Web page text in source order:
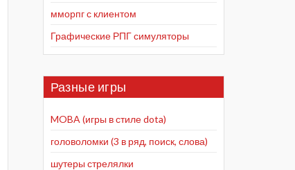
мморпг с клиентом
Графические РПГ симуляторы
Разные игры
MOBA (игры в стиле dota)
головоломки (3 в ряд, поиск, слова)
шутеры стрелялки